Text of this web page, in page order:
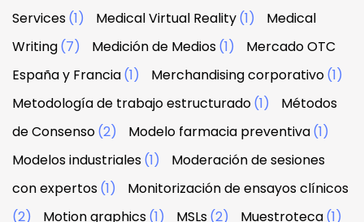
Services(1) Medical Virtual Reality(1)
Medical
Writing(7) Medición de Medios(1)
Mercado OTC
España y Francia(1) Merchandising corporativo(1)
Metodología de trabajo estructurado(1)
Métodos
de Consenso(2) Modelo farmacia preventiva(1)
Modelos industriales(1)
Moderación de sesiones
con expertos(1)
Monitorización de ensayos clínicos
(2)
Motion graphics(1) MSLs(2) Muestroteca(1)